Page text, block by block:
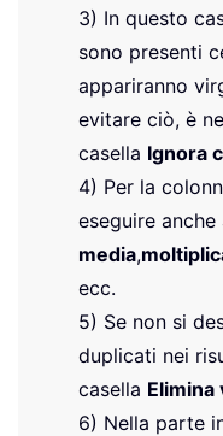
3) In questo
sono presenti
appariranno
evitare ciò, è
casella Ignora
4) Per la
eseguire
media,
ecc.
5) Se non si
duplicati nei
casella Elimina
6) Nella parte